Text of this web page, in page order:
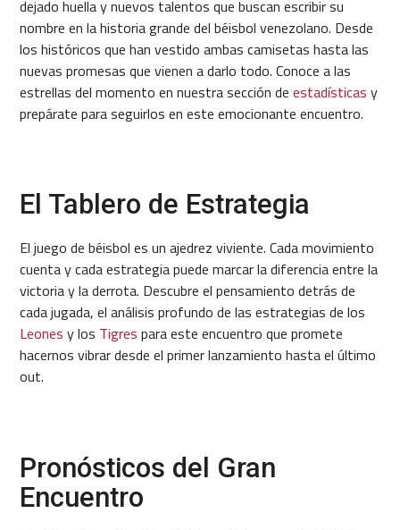
dejado huella y nuevos talentos que buscan escribir su
nombre en la historia grande del béisbol venezolano. Desde
los históricos que han vestido ambas camisetas hasta las
nuevas promesas que vienen a darlo todo. Conoce a las
estrellas del momento en nuestra sección de estadísticas y
prepárate para seguirlos en este emocionante encuentro.
El Tablero de Estrategia
El juego de béisbol es un ajedrez viviente. Cada movimiento
cuenta y cada estrategia puede marcar la diferencia entre la
victoria y la derrota. Descubre el pensamiento detrás de
cada jugada, el análisis profundo de las estrategias de los
Leones y los Tigres para este encuentro que promete
hacernos vibrar desde el primer lanzamiento hasta el último
out.
Pronósticos del Gran
Encuentro